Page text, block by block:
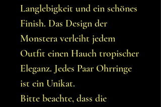
Langlebigkeit und ein schönes
Finish. Das Design der
Monstera verleiht jedem
Outfit einen Hauch tropischer
Eleganz. Jedes Paar Ohrringe
ist ein Unikat.
Bitte beachte, dass die